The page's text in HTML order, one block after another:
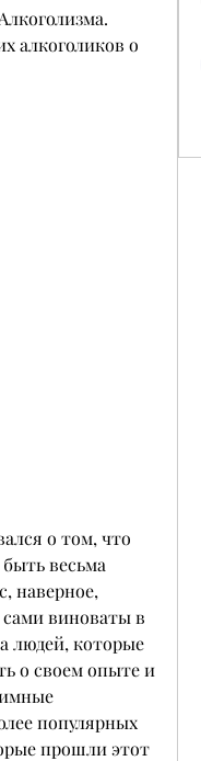
алкоголиков о
о том, что
весьма
наверное,
виноваты в
людей, которые
о своем опыте и
популярных
прошли этот